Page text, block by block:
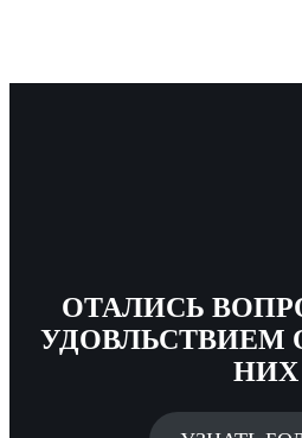
ОТАЛИСЬ
УДОВЛЬСТВИЕМ
НИХ